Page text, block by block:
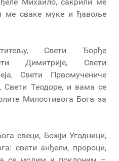
ме сваке муке и ђавоље
Свети Ђорђе
Димитрије, Свети
Свети Првомучениче
Свети Теодоре, и вама се
Милостивога Бога за
свеци, Божји Угодници,
свети анђели, пророци,